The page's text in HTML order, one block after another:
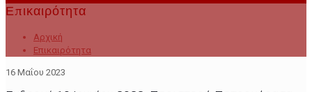
Επικαιρότητα
Αρχική
Επικαιρότητα
16 Μαΐου 2023